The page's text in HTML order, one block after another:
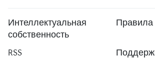
Интеллектуальная
собственность
Правила
RSS